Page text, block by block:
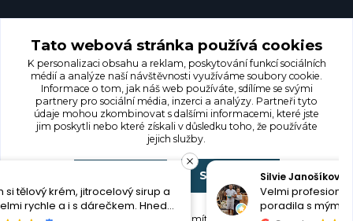
info@herbaroja.cz
©Herba Roja 2021|Experimentální zahrada pod Blaníkem 2021 | © brand
petula.graphics + team| © fotografie Martin Šilar
Tato webová stránka používá cookies
K personalizaci obsahu a reklam, poskytování funkcí sociálních
médií a analýze naší návštěvnosti využíváme soubory cookie.
Informace o tom, jak náš web používáte, sdílíme se svými
partnery pro sociální média, inzerci a analýzy. Partneři tyto
údaje mohou zkombinovat s dalšími informacemi, které jste
jim poskytli nebo které získali v důsledku toho, že používáte
jejich služby.
Souhlasím
Velmi profesionální přístup. Paní mi skvěle
poradila s mým problémem a okamžitě